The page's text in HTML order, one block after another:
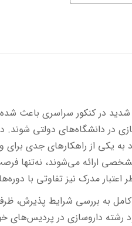
در کنکور سراسری باعث شده
در دانشگاه‌های دولتی
یکی از راهکارهای جدی برای
ارائه می‌شوند، نه‌تنها
اعتبار مدرک نیز تفاوتی با
کامل به بررسی شرایط پذیرش،
رشته داروسازی در پردیس‌های